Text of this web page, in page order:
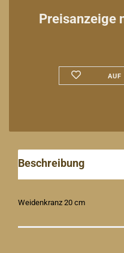
Preisanzeige
AUF
Beschreibung
Weidenkranz 20 cm